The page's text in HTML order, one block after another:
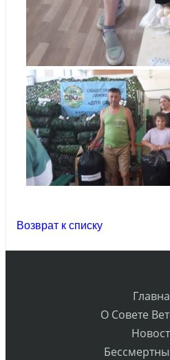
Возврат к списку
О Совете